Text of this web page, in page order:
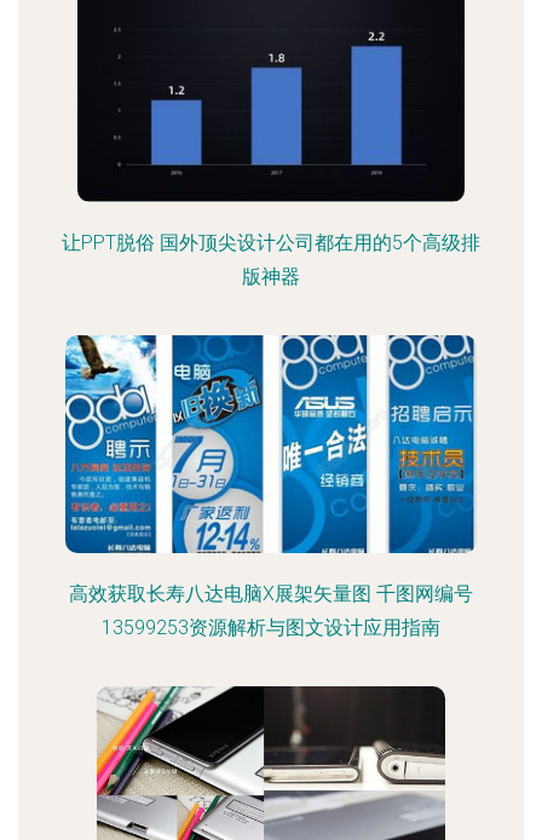
让PPT脱俗 国外顶尖设计公司都在用的5个高级排
版神器
高效获取长寿八达电脑X展架矢量图 千图网编号
13599253资源解析与图文设计应用指南